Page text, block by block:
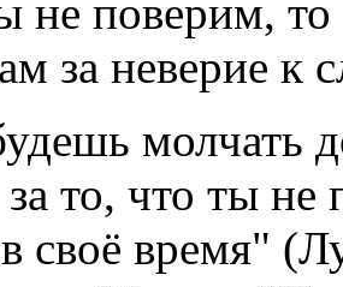
не поверим, то
за неверие к
молчать
за то, что ты
своё время"